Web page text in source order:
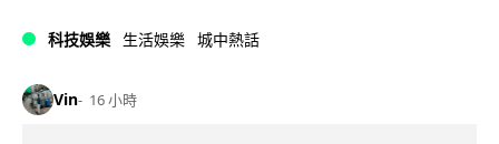
科技娛樂 生活娛樂 城中熱話
Vin 16 小時